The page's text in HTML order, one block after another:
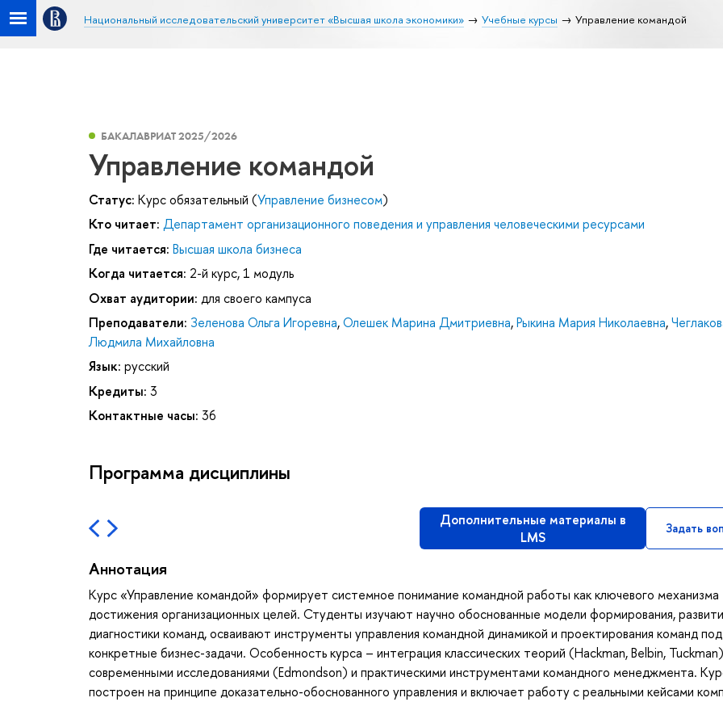
Национальный исследовательский университет «Высшая школа экономики» Учебные курсы Управление командой
БАКАЛАВРИАТ 2025/2026
Управление командой
Статус: Курс обязательный (Управление бизнесом)
Кто читает: Департамент организационного поведения и управления человеческими ресурсами
Где читается: Высшая школа бизнеса
Когда читается: 2-й курс, 1 модуль
Охват аудитории: для своего кампуса
Преподаватели: Зеленова Ольга Игоревна,Олешек Марина Дмитриевна,Рыкина Мария Николаевна,
Людмила Михайловна
Язык: русский
Кредиты: 3
Контактные часы: 36
Программа дисциплины
Дополнительные материалы в
LMS
Задать
Аннотация
Курс «Управление командой» формирует системное понимание командной работы как ключевого механизма
достижения организационных целей. Студенты изучают научно обоснованные модели формирования,
диагностики команд, осваивают инструменты управления командной динамикой и проектирования команд под
конкретные бизнес-задачи. Особенность курса – интеграция классических теорий (Hackman, Belbin,
современными исследованиями (Edmondson) и практическими инструментами командного менеджмента.
построен на принципе доказательно-обоснованного управления и включает работу с реальными кейсами